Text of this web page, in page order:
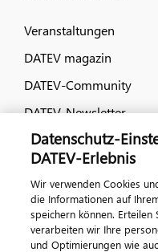
Veranstaltungen
DATEV magazin
DATEV-Community
DATEV-Newsletter
Datenschutz-
DATEV-Erlebnis
Wir verwenden Cookies
die Informationen auf
speichern können. Erteilen
verarbeiten wir Ihre
und Optimierungen wie